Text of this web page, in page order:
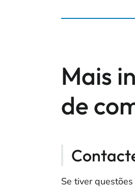
Mais
de
Se tiver